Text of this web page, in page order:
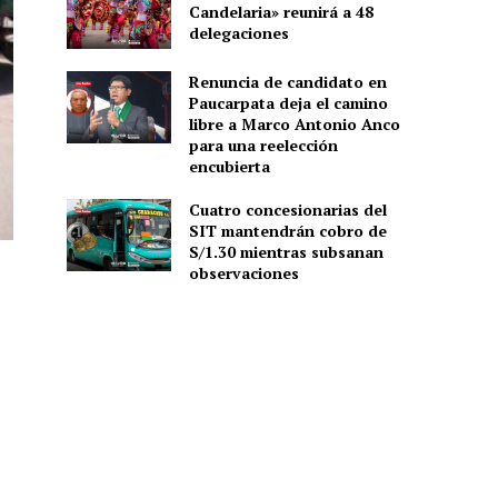
Candelaria» reunirá a 48
delegaciones
Renuncia de candidato en
Paucarpata deja el camino
libre a Marco Antonio Anco
para una reelección
encubierta
Cuatro concesionarias del
SIT mantendrán cobro de
S/1.30 mientras subsanan
observaciones